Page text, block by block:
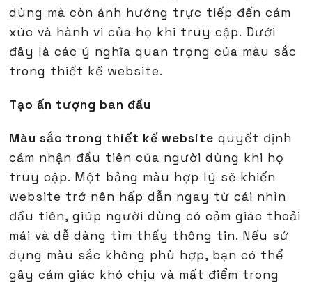
dùng mà còn ảnh hưởng trực tiếp đến cảm
xúc và hành vi của họ khi truy cập. Dưới
đây là các ý nghĩa quan trọng của màu sắc
trong thiết kế website.
Tạo ấn tượng ban đầu
Màu sắc trong thiết kế website quyết định
cảm nhận đầu tiên của người dùng khi họ
truy cập. Một bảng màu hợp lý sẽ khiến
website trở nên hấp dẫn ngay từ cái nhìn
đầu tiên, giúp người dùng có cảm giác thoải
mái và dễ dàng tìm thấy thông tin. Nếu sử
dụng màu sắc không phù hợp, bạn có thể
gây cảm giác khó chịu và mất điểm trong